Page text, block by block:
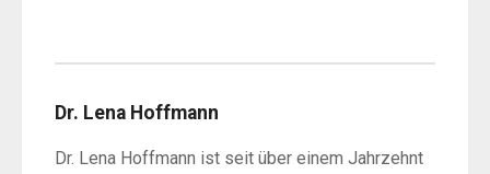
Dr. Lena Hoffmann
Dr. Lena Hoffmann ist seit über einem Jahrzehnt